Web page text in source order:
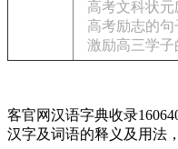
高考文科状元
高考励志的
激励高三学子
客官网汉语字典收录
汉字及词语的释义及用法